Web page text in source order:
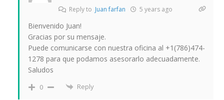
Reply to Juan farfan 5 years ago
Bienvenido Juan!
Gracias por su mensaje.
Puede comunicarse con nuestra oficina al +1(786)474-
1278 para que podamos asesorarlo adecuadamente.
Saludos
0 Reply